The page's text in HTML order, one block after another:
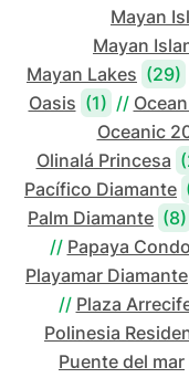
Mayan
Mayan
Mayan Lakes (29)
Oasis (1) //
Oceanic
Olinalá Princesa
Pacífico Diamante
Palm Diamante (8)
// Papaya
Playamar Diamante
// Plaza
Polinesia
Puente del mar